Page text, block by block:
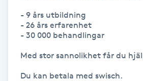
Gua Sha-massage
Hatha Yoga
- 9 års utbildning
- 26 års erfarenhet
- 30 000 behandlingar
Med stor sannolikhet får du
Du kan betala med swisch.